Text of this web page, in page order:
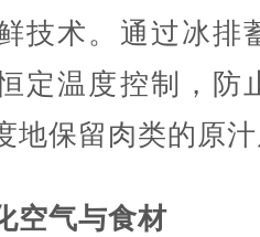
技术。通过冰排
定温度控制，防
地保留肉类的原
空气与食材